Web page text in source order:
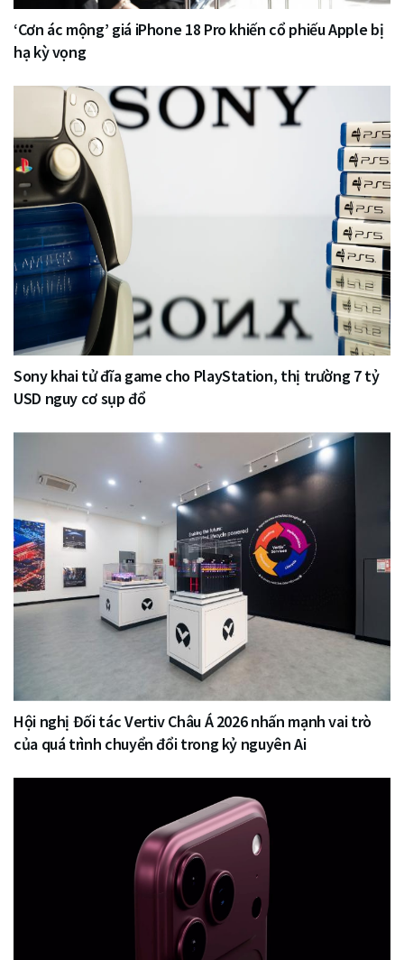
‘Cơn ác mộng’ giá iPhone 18 Pro khiến cổ phiếu Apple bị
hạ kỳ vọng
Sony khai tử đĩa game cho PlayStation, thị trường 7 tỷ
USD nguy cơ sụp đổ
Hội nghị Đối tác Vertiv Châu Á 2026 nhấn mạnh vai trò
của quá trình chuyển đổi trong kỷ nguyên Ai